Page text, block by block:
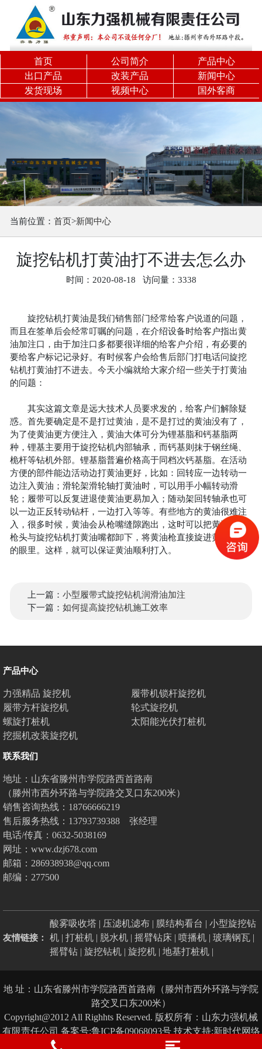
关闭分类
力
旋
履
带
机
挖
方
杆
旋
轮
式
旋
挖
机
螺
旋
打
伏
打
桩
机
掘
机
改
装
旋
挖
机
首页 公司简介
产品中心
出口产品
改装产品
新闻中心
发货现场
视频中心 国外客商
当前位置： 首页>新闻中心
旋挖钻机打黄油打不进去怎么办
时间：2020-08-18 访问量：3338
旋挖钻机打黄油是我们销售部门经常给客户说道的问题，
而且在签单后会经常叮嘱的问题，在介绍设备时给客户指出黄
油加注口，由于加注口多都要很详细的给客户介绍，有必要的
要给客户标记记录好。有时候客户会给售后部门打电话问旋挖
钻机打黄油打不进去。今天小编就给大家介绍一些关于打黄油
的问题：
其实这篇文章是远大技术人员要求发的，给客户们解除疑
惑。首先要确定是不是打过黄油，是不是打过的黄油没有了，
为了使黄油更方便注入，黄油大体可分为锂基脂和钙基脂两
种，锂基主要用于旋挖钻机内部轴承，而钙基则抹于钢丝绳、
桅杆等钻机外部。锂基脂普遍价格高于同档次钙基脂。在活动
方便的部件能边活动边打黄油更好，比如：回转应一边转动一
边注入黄油；滑轮架滑轮轴打黄油时，可以用手小幅转动滑
轮；履带可以反复进退使黄油更易加入；随动架回转轴承也可
以一边正反转动钻杆，一边打入等等。有些地方的黄油很难注
入，很多时候，黄油会从枪嘴缝隙跑出，这时可以把黄油枪的
枪头与旋挖钻机打黄油嘴都卸下，将黄油枪直接旋进黄油加注
的眼里。这样，就可以保证黄油顺利打入。
上一篇： 小型履带式旋挖钻机润滑油加注
下一篇： 如何提高旋挖钻机施工效率
产品中心
力强精品 旋挖机
履带机锁杆旋挖机
履带方杆旋挖机
轮式旋挖机
螺旋打桩机
太阳能光伏打桩机
挖掘机改装旋挖机
联系我们
地址：山东省滕州市学院路西首路南
（滕州市西外环路与学院路交叉口东200米）
销售咨询热线：18766666219
售后服务热线：13793739388 张经理
电话/传真：0632-5038169
网址：www.dzj678.com
邮箱：286938938@qq.com
邮编：277500
友情链接：
酸雾吸收塔 | 压滤机滤布| 膜结构看台 | 小型旋挖钻
机| 打桩机| 脱水机| 摇臂钻床| 喷播机| 玻璃钢瓦|
摇臂钻| 旋挖钻机| 旋挖机| 地基打桩机|
地 址：山东省滕州市学院路西首路南（滕州市西外环路与学院
路交叉口东200米）
Copyright@2012 All Righhts Reserved. 版权所有：山东力强机械
有限责任公司 备案号:鲁ICP备09068093号 技术支持:新时代网络